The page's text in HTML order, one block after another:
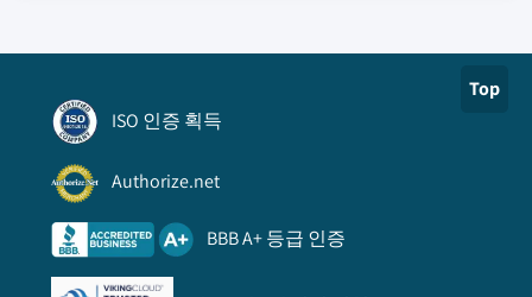
Top
ISO 인증 획득
Authorize.net
BBB A+ 등급 인증